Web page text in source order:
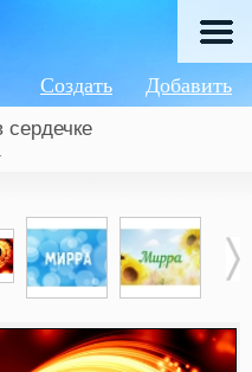
Добавить
Создать